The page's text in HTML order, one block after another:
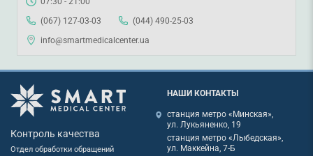
(067) 127-03-03
(044) 490-25-03
info@smartmedicalcenter.ua
Контроль качества
Отдел обработки обращений
НАШИ КОНТАКТЫ
станция метро «Минская»,
ул. Лукьяненко, 19
станция метро «Лыбедская»,
ул. Маккейна, 7-Б